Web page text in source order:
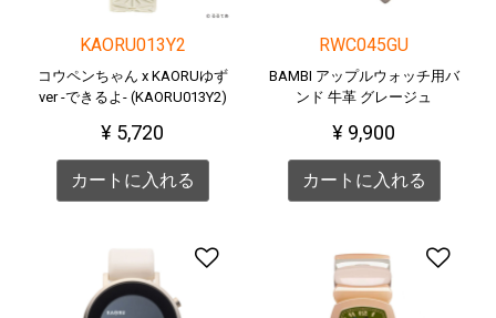
KAORU013Y2
コウペンちゃん x KAORUゆず
ver -できるよ- (KAORU013Y2)
¥ 5,720
カートに入れる
RWC045GU
BAMBI アップルウォッチ用バ
ンド 牛革 グレージュ
¥ 9,900
カートに入れる
ほしい物リストに追加す
ほ